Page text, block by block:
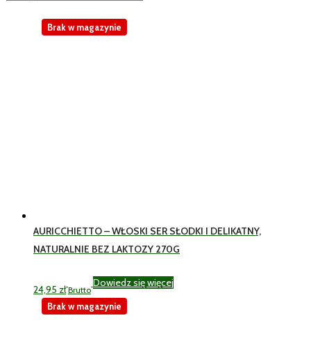
AURICCHIETTO – WŁOSKI SER SŁODKI I DELIKATNY,
NATURALNIE BEZ LAKTOZY 270G
24,95 zł Brutto
Dowiedz się więcej
Brak w magazynie
Brak w magazynie